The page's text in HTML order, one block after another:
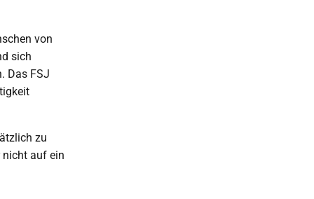
von
sich
Das FSJ
zu
nicht auf ein